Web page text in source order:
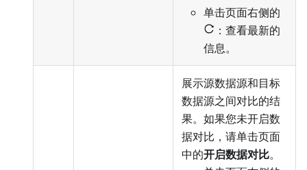
单击页面右侧的
：查看最新的
信息。
展示源数据源和目标
数据源之间对比的结
果。如果您未开启数
据对比，请单击页面
中的开启数据对比。